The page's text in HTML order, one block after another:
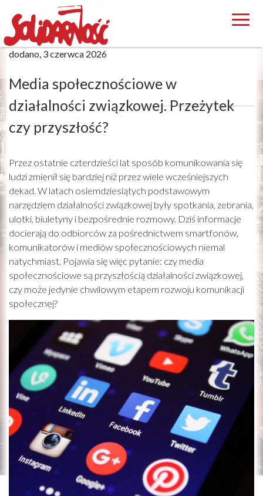
dodano, 3 czerwca 2026
Media społecznościowe w
działalności związkowej. Przeżytek
czy przyszłość?
Przez ostatnie czterdzieści lat sposób komunikowania się
ludzi zmienił się bardziej niż przez wiele wcześniejszych
dekad. W latach osiemdziesiątych podstawowym
narzędziem działalności związkowej były spotkania, zebrania,
ulotki, biuletyny i bezpośrednie rozmowy. Dziś informacje
docierają do odbiorców za pośrednictwem smartfonów,
komunikatorów i mediów społecznościowych niemal
natychmiast. Pojawia się więc pytanie: czy media
społecznościowe są przyszłością działalności związkowej,
czy może jedynie chwilowym etapem rozwoju komunikacji
społecznej?